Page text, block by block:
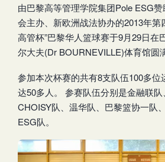
由巴黎高等管理学院集团Pole ESG
会主办、新欧洲战法协办的2013年第
高管杯”巴黎华人篮球赛于9月29日在
尔大夫(Dr BOURNEVILLE)体育馆圆
参加本次杯赛的共有8支队伍100多
达50多人。 参赛队伍分别是金融联队
CHOISY队、温华队、巴黎篮协一队
ESG队。